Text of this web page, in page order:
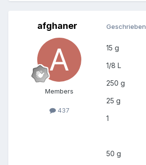
afghaner
Members
437
Geschrieben
15 g
1/8 L
250 g
25 g
1
50 g